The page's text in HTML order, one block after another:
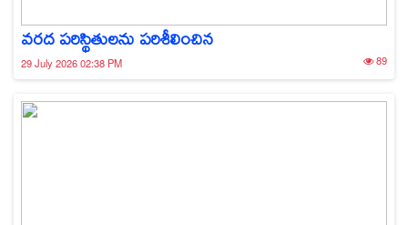
వరద పరిస్థితులను పరిశీలించిన
29 July 2026 02:38 PM 89